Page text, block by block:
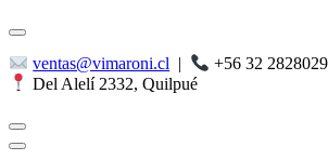
ventas@vimaroni.cl | +56 32
Del Alelí 2332, Quilpué